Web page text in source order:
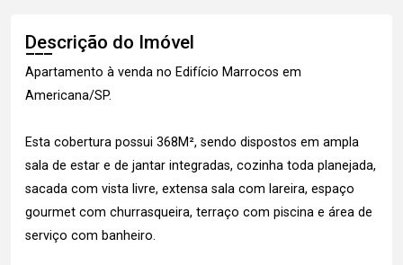
Descrição do Imóvel
Apartamento à venda no Edifício Marrocos em
Americana/SP.
Esta cobertura possui 368M², sendo dispostos em ampla
sala de estar e de jantar integradas, cozinha toda planejada,
sacada com vista livre, extensa sala com lareira, espaço
gourmet com churrasqueira, terraço com piscina e área de
serviço com banheiro.